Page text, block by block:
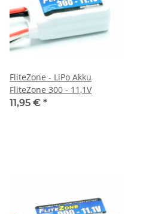
FliteZone - LiPo Akku
FliteZone 300 - 11,1V
11,95 € *